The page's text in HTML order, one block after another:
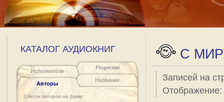
КАТАЛОГ АУДИОКНИГ
Исполнители
Авторы
Рецензии
Название
Список авторов на букву:
C
Записей на
Отображение: